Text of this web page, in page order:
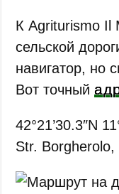
К Agriturismo Il
сельской
навигатор, но
Вот точный
42°21’30.3″N
Str.